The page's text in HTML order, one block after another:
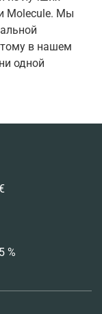
Molecule. Мы
в нашем
одной
%